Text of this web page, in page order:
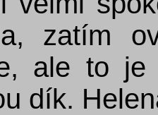
zatím
ale to
dík.